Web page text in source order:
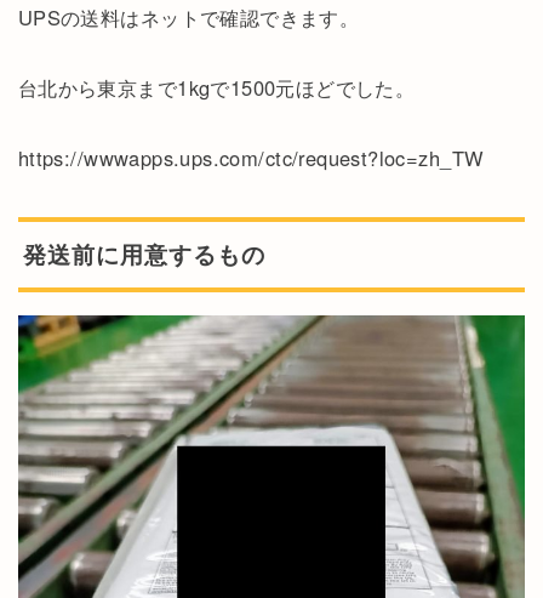
UPSの送料はネットで確認できます。
台北から東京まで1kgで1500元ほどでした。
https://wwwapps.ups.com/ctc/request?loc=zh_TW
発送前に用意するもの